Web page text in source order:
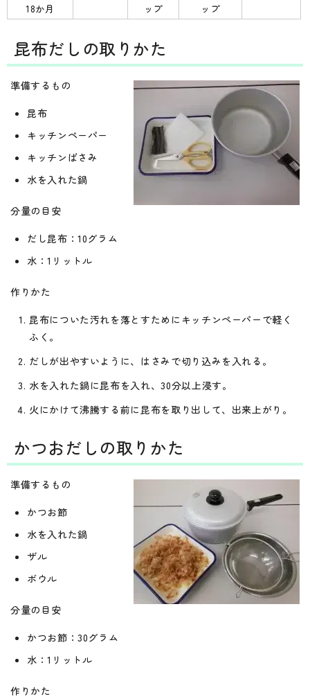
18か月
ップ
ップ
昆布だしの取りかた
準備するもの
昆布
キッチンペーパー
キッチンばさみ
水を入れた鍋
分量の目安
だし昆布：10グラム
水：1リットル
作りかた
昆布についた汚れを落とすためにキッチンペーパーで軽く
ふく。
だしが出やすいように、はさみで切り込みを入れる。
水を入れた鍋に昆布を入れ、30分以上浸す。
火にかけて沸騰する前に昆布を取り出して、出来上がり。
かつおだしの取りかた
準備するもの
かつお節
水を入れた鍋
ザル
ボウル
分量の目安
かつお節：30グラム
水：1リットル
作りかた